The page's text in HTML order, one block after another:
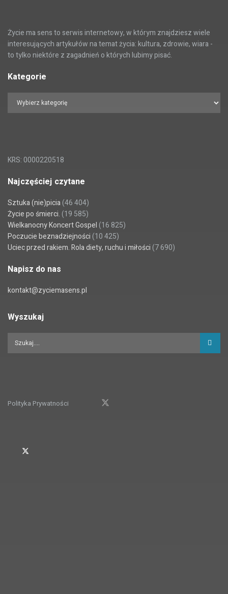
Życie ma sens to serwis internetowy, w którym znajdziesz wiele
interesujących artykułów na temat życia: kultura, zdrowie, wiara -
to tylko niektóre z zagadnień o których lubimy pisać.
Kategorie
KRS: 0000220518
Najczęściej czytane
Sztuka (nie)picia(46 404)
Życie po śmierci. (19 585)
Wielkanocny Koncert Gospel (16 825)
Poczucie beznadziejności (10 425)
Uciec przed rakiem. Rola diety, ruchu i miłości (7 690)
Napisz do nas
kontakt@zyciemasens.pl
Wyszukaj
Polityka Prywatności